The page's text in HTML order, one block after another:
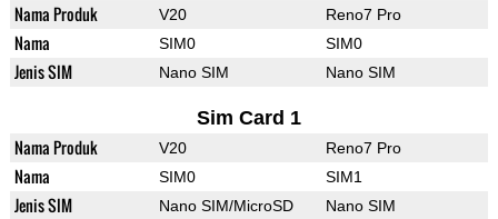
Nama Produk V20 Reno7 Pro
Nama SIM0 SIM0
Jenis SIM Nano SIM Nano SIM
Sim Card 1
Nama Produk V20 Reno7 Pro
Nama SIM0 SIM1
Jenis SIM Nano SIM/MicroSD Nano SIM